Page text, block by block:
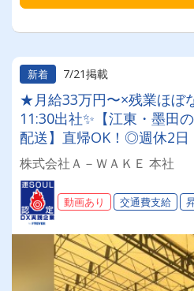
新着 7/21掲載
★月給33万円〜×残業ほぼ
11:30出社✨【江東・墨田
配送】直帰OK！◎週休2日
額負担◎無理なく稼いで、
楽しめるドライバーへ✨
株式会社Ａ－ＷＡＫＥ 本社
動画あり 交通費支給